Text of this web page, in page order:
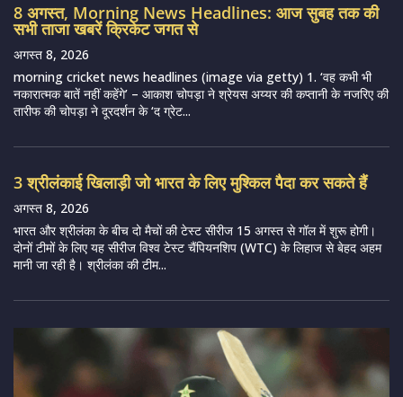
8 अगस्त, Morning News Headlines: आज सुबह तक की
सभी ताजा खबरें क्रिकेट जगत से
अगस्त 8, 2026
morning cricket news headlines (image via getty) 1. ‘वह कभी भी
नकारात्मक बातें नहीं कहेंगे’ – आकाश चोपड़ा ने श्रेयस अय्यर की कप्तानी के नजरिए की
तारीफ की चोपड़ा ने दूरदर्शन के ‘द ग्रेट...
3 श्रीलंकाई खिलाड़ी जो भारत के लिए मुश्किल पैदा कर सकते हैं
अगस्त 8, 2026
भारत और श्रीलंका के बीच दो मैचों की टेस्ट सीरीज 15 अगस्त से गॉल में शुरू होगी।
दोनों टीमों के लिए यह सीरीज विश्व टेस्ट चैंपियनशिप (WTC) के लिहाज से बेहद अहम
मानी जा रही है। श्रीलंका की टीम...